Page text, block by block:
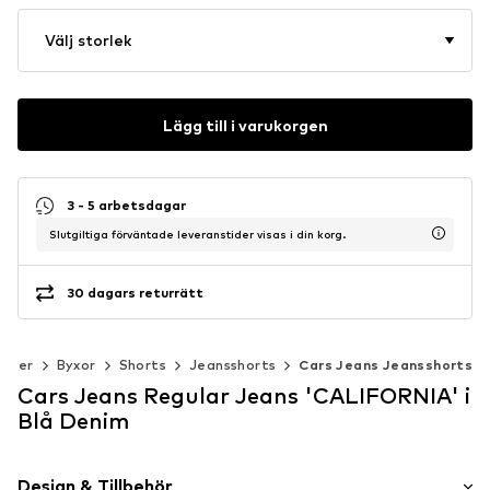
Välj storlek
Lägg till i varukorgen
3 - 5 arbetsdagar
Slutgiltiga förväntade leveranstider visas i din korg.
30 dagars returrätt
Byxor Shorts Jeansshorts Cars Jeans Jeansshorts
Cars Jeans Regular Jeans 'CALIFORNIA' i
Blå Denim